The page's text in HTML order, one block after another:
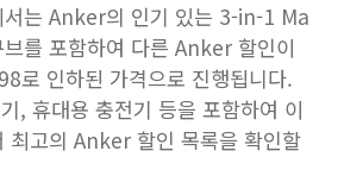
는 Anker의 인기 있는 3-in-1 Ma
를 포함하여 다른 Anker 할인이
로 인하된 가격으로 진행됩니다.
, 휴대용 충전기 등을 포함하여 이
고의 Anker 할인 목록을 확인할